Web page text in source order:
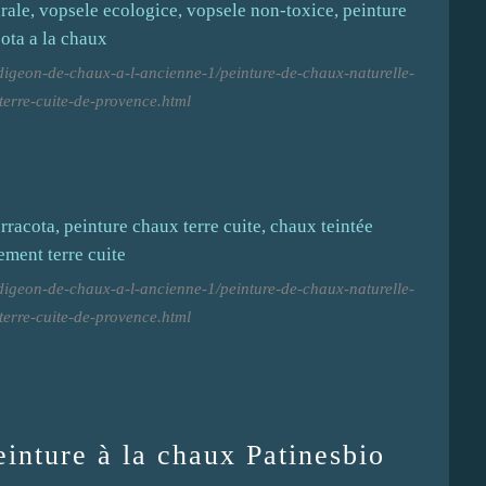
de-chaux-a-l-ancienne-1/peinture-de-chaux-naturelle-
cuite-de-provence.html
de-chaux-a-l-ancienne-1/peinture-de-chaux-naturelle-
cuite-de-provence.html
à la chaux Patinesbio